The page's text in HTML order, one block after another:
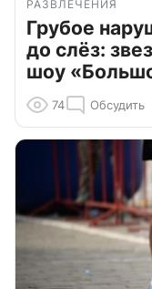
РАЗВЛЕЧЕНИЯ
Грубое
до слёз:
шоу
74 Обсудить